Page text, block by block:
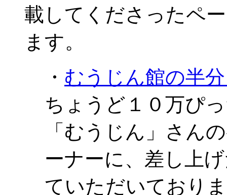
載してくださったペ
ます。
・ むうじん館の半
ちょうど１０万ぴ
「むうじん」さん
ーナーに、差し上
ていただいており